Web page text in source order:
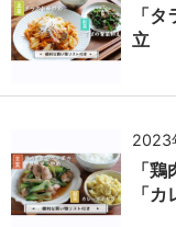
「
立
2023
「
「